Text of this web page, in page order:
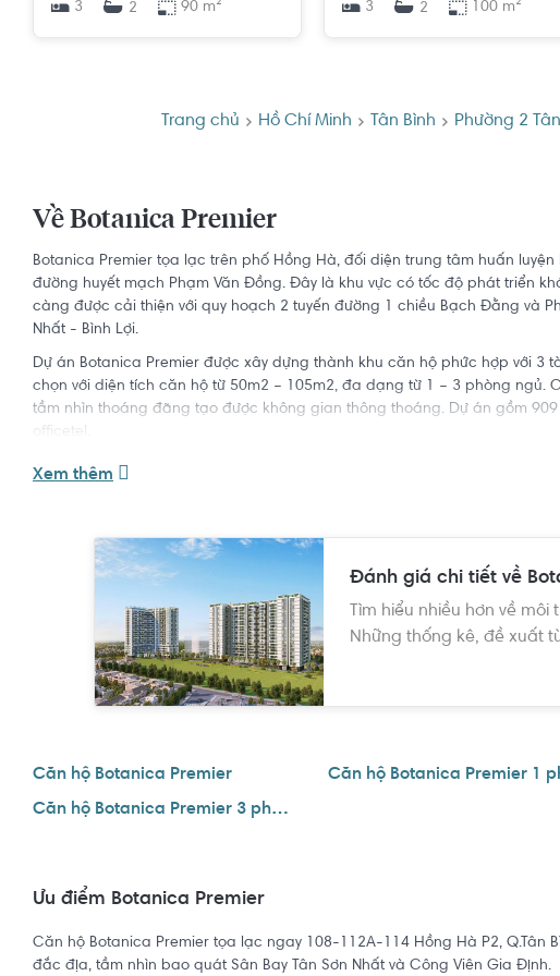
3
2 90 m²
3
2 100 m²
Trang chủ Hồ Chí Minh Tân Bình Phường 2
Về Botanica Premier
Botanica Premier tọa lạc trên phố Hồng Hà, đối diện trung tâm huấn
đường huyết mạch Phạm Văn Đồng. Đây là khu vực có tốc độ phát triển
càng được cải thiện với quy hoạch 2 tuyến đường 1 chiều Bạch Đằng và
Nhất - Bình Lợi.
Dự án Botanica Premier được xây dựng thành khu căn hộ phức hợp với 3
chọn với diện tích căn hộ từ 50m2 – 105m2, đa dạng từ 1 – 3 phòng ngủ.
tầm nhìn thoáng đãng tạo được không gian thông thoáng. Dự án gồm
Nhờ hệ thống hạ tầng bài bản và một không gian sống cộng hưởng hiều
Lưu ý: Thông tin dự án này được Rever tổng hợp từ nhiều nguồn khác
có thể thay đổi nhiều thông tin qua thời gian do chủ đầu tư hoặc cơ quan
được thống nhất và cập nhật kịp thời. Vì vậy, bạn đọc và khách hàng dự
Xem thêm
Đánh giá chi tiết về
Tìm hiểu nhiều hơn về
Những thống kê, đề xuất
Căn hộ Botanica Premier
Căn hộ Botanica Premier 3 phòng ngủ
Ưu điểm Botanica Premier
Căn hộ Botanica Premier tọa lạc ngay 108-112A-114 Hồng Hà P2, Q.Tân
đắc địa, tầm nhìn bao quát Sân Bay Tân Sơn Nhất và Công Viên Gia Định.